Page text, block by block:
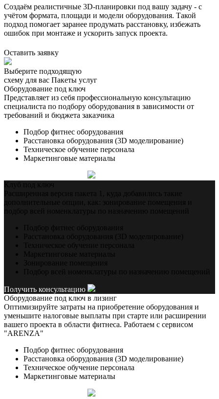
Создаём реалистичные 3D-планировки под вашу задачу - с
учётом формата, площади и модели оборудования. Такой
подход помогает заранее продумать расстановку, избежать
ошибок при монтаже и ускорить запуск проекта.
Оставить заявку
Выберите подходящую
схему для вас Пакеты услуг
Оборудование под ключ
Представляет из себя профессиональную консультацию
специалиста по подбору оборудования в зависимости от
требований и бюджета заказчика
Подбор фитнес оборудования
Расстановка оборудования (3D моделирование)
Техническое обучение персонала
Маркетинговые материалы
Клуб под ключ
Расширенная версия пакета 1, куда добавились такие
дополнительные опции, как: зонирование помещения и
подбор всей номенклатуры по назначению помещений
Подбор фитнес оборудования
Расстановка оборудования (3D моделирование)
Техническое обучение персонала
Маркетинговые материалы
Зонирование помещения
Подбор всей номенклатуры по назначению помещений
Получить консультацию
Оборудование под ключ в лизинг
Оптимизируйте затраты на приобретение оборудования и
уменьшите налоговые выплаты при старте или расширении
вашего проекта в области фитнеса. Работаем с сервисом
"ARENZA"
Подбор фитнес оборудования
Расстановка оборудования (3D моделирование)
Техническое обучение персонала
Маркетинговые материалы